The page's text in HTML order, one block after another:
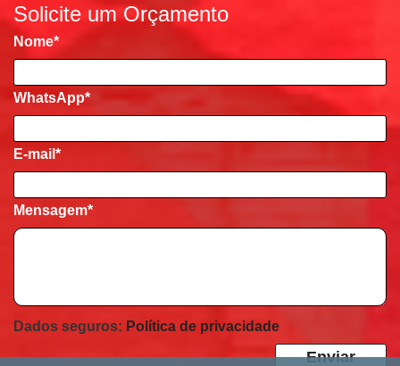
Solicite um Orçamento
Nome*
WhatsApp*
E-mail *
Mensagem*
Dados seguros: Política de privacidade